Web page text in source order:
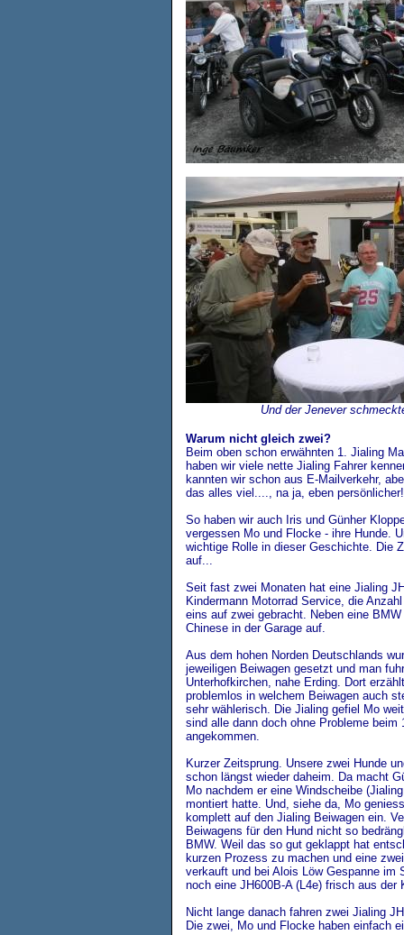
Und der Jenever
Warum nicht gleich zwei?
Beim oben schon erwähnten 1. Jialing
haben wir viele nette Jialing Fahrer
kannten wir schon aus E-Mailverkehr,
das alles viel...., na ja, eben persönlicher!
So haben wir auch Iris und Günher
vergessen Mo und Flocke - ihre Hunde.
wichtige Rolle in dieser Geschichte. Die
auf...
Seit fast zwei Monaten hat eine Jialing
Kindermann Motorrad Service, die
eins auf zwei gebracht. Neben eine
Chinese in der Garage auf.
Aus dem hohen Norden Deutschlands
jeweiligen Beiwagen gesetzt und man
Unterhofkirchen, nahe Erding. Dort
problemlos in welchem Beiwagen auch
sehr wählerisch. Die Jialing gefiel Mo
sind alle dann doch ohne Probleme beim
angekommen.
Kurzer Zeitsprung. Unsere zwei Hunde
schon längst wieder daheim. Da macht
Mo nachdem er eine Windscheibe
montiert hatte. Und, siehe da, Mo
komplett auf den Jialing Beiwagen ein.
Beiwagens für den Hund nicht so
BMW. Weil das so gut geklappt hat
kurzen Prozess zu machen und eine
verkauft und bei Alois Löw Gespanne im
noch eine JH600B-A (L4e) frisch aus der
Nicht lange danach fahren zwei Jialing
Die zwei, Mo und Flocke haben einfach